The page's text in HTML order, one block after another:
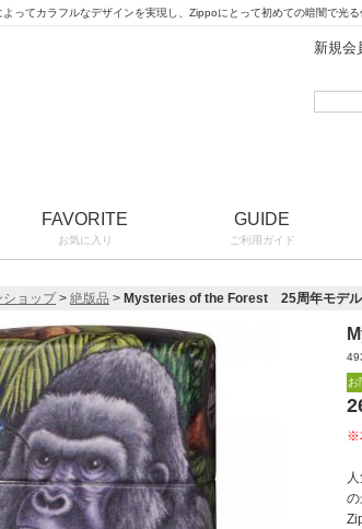
ってカラフルなデザインを実現し、Zippoにとって初めての暗闇で光る
新規会
FAVORITE
お気に入り
GUIDE
ご利用ガイド
ョップ> 絶版品 > Mysteries of the Forest 25周年モデル
お
※
の